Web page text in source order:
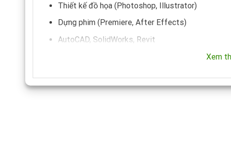
Thiết kế đồ họa (Photoshop, Illustrator)
Dựng phim (Premiere, After Effects)
AutoCAD, SolidWorks, Revit
So với các dòng phổ thông nhưHP ProBook 430 G8,
đồ họa và các phần mềm kỹ thuật chuyên sâu.
Xem